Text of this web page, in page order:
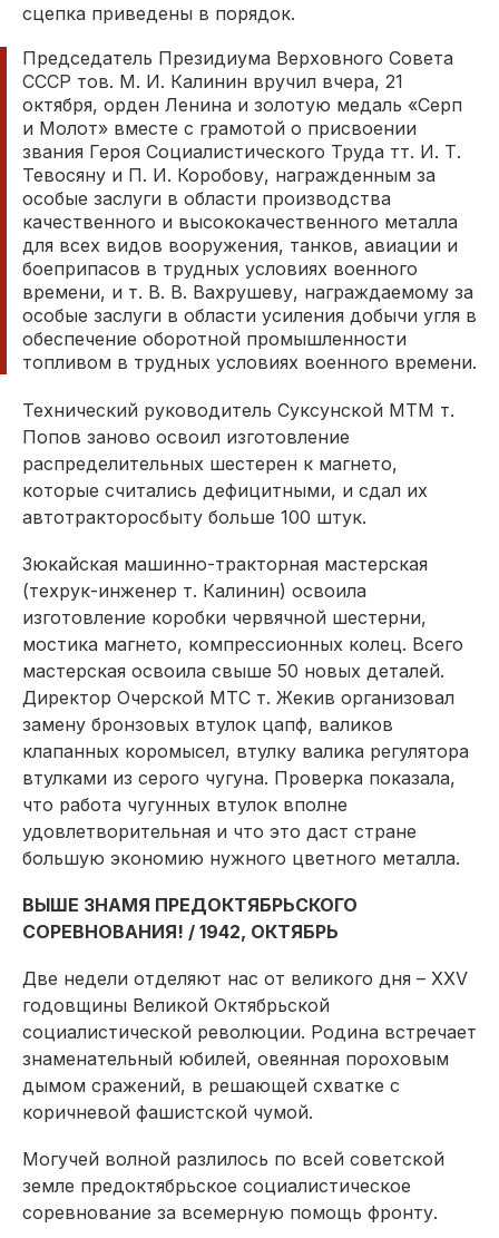
сцепка приведены в порядок.
Председатель Президиума Верховного Совета
СССР тов. М. И. Калинин вручил вчера, 21
октября, орден Ленина и золотую медаль «Серп
и Молот» вместе с грамотой о присвоении
звания Героя Социалистического Труда тт. И. Т.
Тевосяну и П. И. Коробову, награжденным за
особые заслуги в области производства
качественного и высококачественного металла
для всех видов вооружения, танков, авиации и
боеприпасов в трудных условиях военного
времени, и т. В. В. Вахрушеву, награждаемому за
особые заслуги в области усиления добычи угля в
обеспечение оборотной промышленности
топливом в трудных условиях военного времени.
Технический руководитель Суксунской МТМ т.
Попов заново освоил изготовление
распределительных шестерен к магнето,
которые считались дефицитными, и сдал их
автотракторосбыту больше 100 штук.
Зюкайская машинно-тракторная мастерская
(техрук-инженер т. Калинин) освоила
изготовление коробки червячной шестерни,
мостика магнето, компрессионных колец. Всего
мастерская освоила свыше 50 новых деталей.
Директор Очерской МТС т. Жекив организовал
замену бронзовых втулок цапф, валиков
клапанных коромысел, втулку валика регулятора
втулками из серого чугуна. Проверка показала,
что работа чугунных втулок вполне
удовлетворительная и что это даст стране
большую экономию нужного цветного металла.
ВЫШЕ ЗНАМЯ ПРЕДОКТЯБРЬСКОГО
СОРЕВНОВАНИЯ! / 1942, ОКТЯБРЬ
Две недели отделяют нас от великого дня – XXV
годовщины Великой Октябрьской
социалистической революции. Родина встречает
знаменательный юбилей, овеянная пороховым
дымом сражений, в решающей схватке с
коричневой фашистской чумой.
Могучей волной разлилось по всей советской
земле пред­октябрьское социалистическое
соревнование за всемерную помощь фронту.